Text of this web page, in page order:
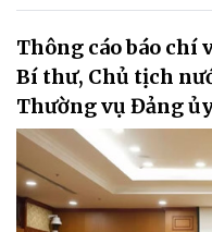
Thông cáo báo chí
Bí thư, Chủ tịch
Thường vụ Đảng